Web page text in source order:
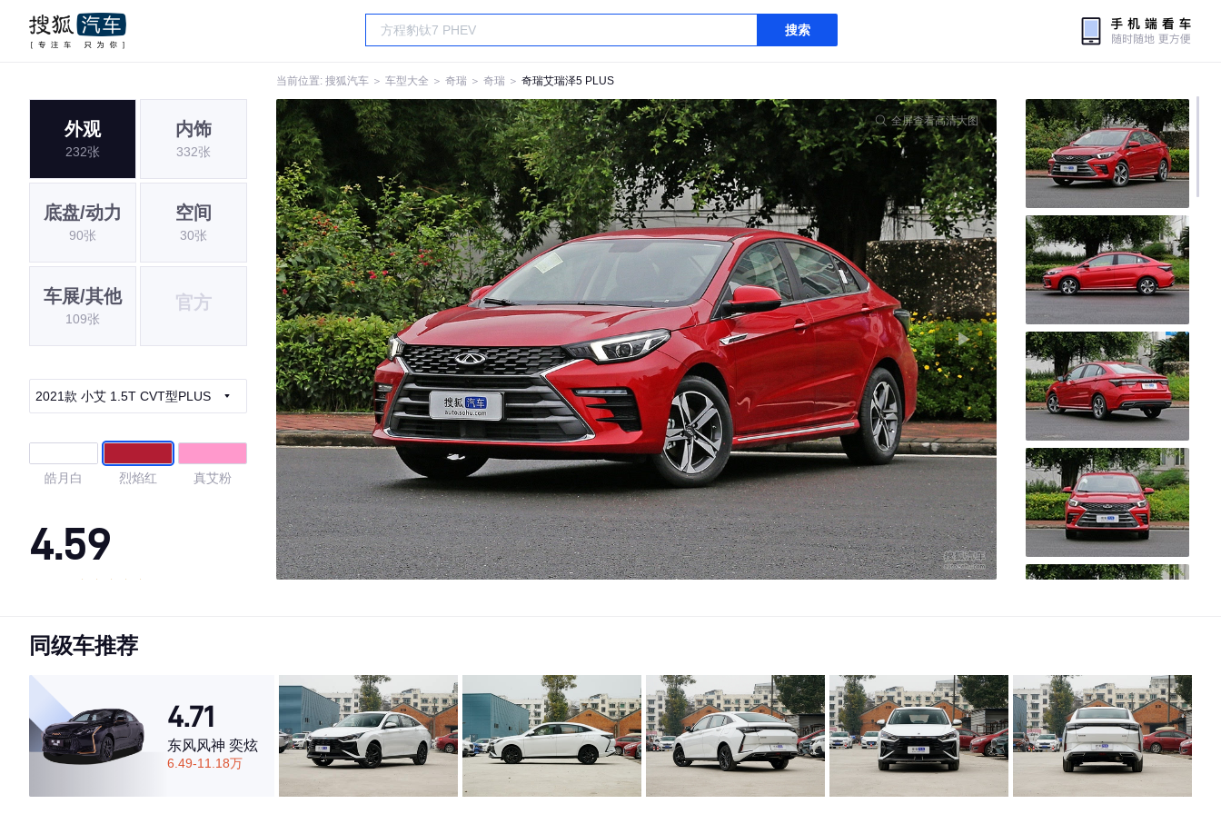
搜索
当前位置: 搜狐汽车 ＞ 车型大全 ＞ 奇瑞 ＞ 奇瑞 ＞ 奇瑞艾瑞泽5 PLUS
外观
232张
内饰
332张
底盘/动力
90张
空间
30张
车展/其他
109张
官方
2021款 小艾 1.5T CVT型PLUS
皓月白 烈焰红 真艾粉
4.59
·内饰表现较为优秀，优于69%同级车
·空间表现较为优秀，优于50%同级车
全屏查看高清大图
同级车推荐
4.71
东风风神 奕炫
6.49-11.18万